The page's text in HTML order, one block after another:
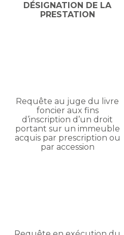
DÉSIGNATION DE LA
PRESTATION
Requête au juge du livre
foncier aux fins
d’inscription d’un droit
portant sur un immeuble
acquis par prescription ou
par accession